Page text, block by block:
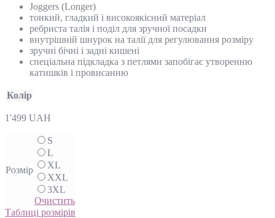
Joggers (Longer)
тонкий, гладкий і високоякісний матеріал
ребриста талія і поділ для зручної посадки
внутрішній шнурок на талії для регулювання розміру
зручні бічні і задні кишені
спеціальна підкладка з петлями запобігає утворенню
катишків і провисанню
Колір
1'499 UAH
Розмір
S
L
XL
XXL
3XL
Очистить
Таблиці розмірів